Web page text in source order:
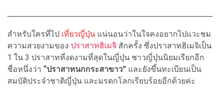
สำหรับใครที่ไป เที่ยวญี่ปุ่น แน่นอนว่าในใจคงอยากไปแวะชม
ความสวยงามของ ปราสาทฮิเมจิ สักครั้ง ซึ่งปราสาทฮิเมจิเป็น
1 ใน 3 ปราสาทที่งดงามที่สุดในญี่ปุ่น ชาวญี่ปุ่นนิยมเรียกอีก
ชื่อหนึ่งว่า “ปราสาทนกกระสาขาว” และยังขึ้นทะเบียนเป็น
สมบัติประจำชาติญี่ปุ่น และมรดกโลกเรียบร้อยอีกด้วยค่ะ